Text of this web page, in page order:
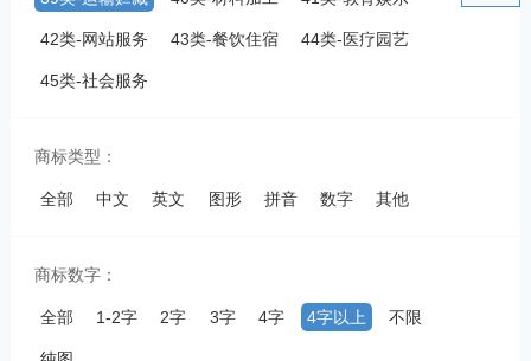
42类-网站服务 43类-餐饮住宿 44类-医疗园艺
45类-社会服务
商标类型：
全部 中文 英文 图形 拼音 数字 其他
商标数字：
全部 1-2字 2字 3字 4字 4字以上 不限